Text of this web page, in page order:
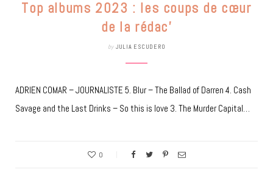
Top albums 2023 : les coups de cœur
de la rédac’
by JULIA ESCUDERO
ADRIEN COMAR – JOURNALISTE 5. Blur – The Ballad of Darren 4. Cash
Savage and the Last Drinks – So this is love 3. The Murder Capital…
0